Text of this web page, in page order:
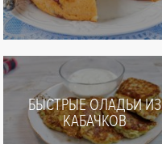
БЫСТРЫЕ ОЛАДЬИ ИЗ
КАБАЧКОВ